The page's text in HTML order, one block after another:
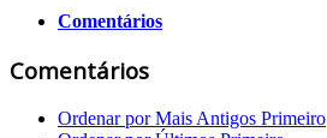
Comentários
Comentários
Ordenar por Mais Antigos Primeiro